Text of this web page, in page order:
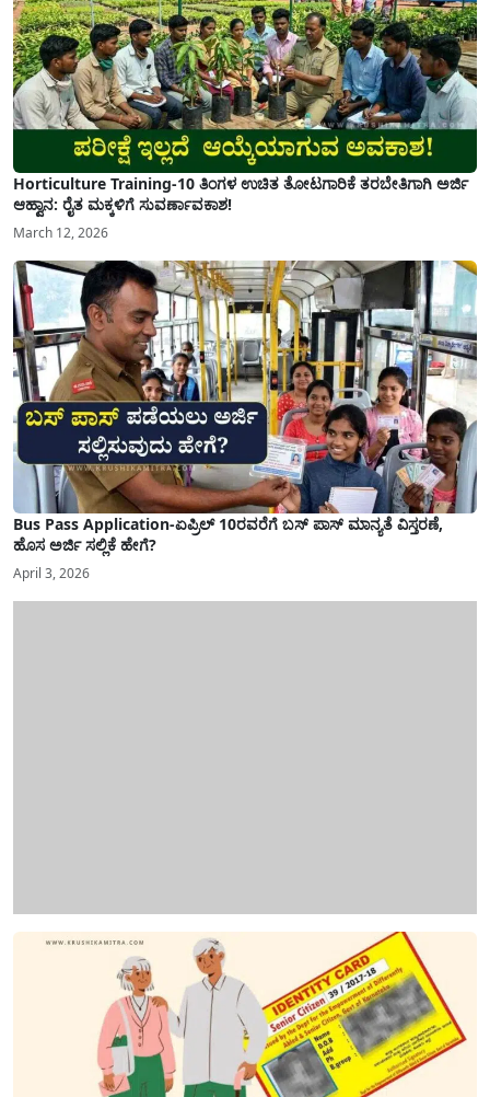
Horticulture Training-10 ತಿಂಗಳ ಉಚಿತ ತೋಟಗಾರಿಕೆ ತರಬೇತಿಗಾಗಿ ಅರ್ಜಿ
ಆಹ್ವಾನ: ರೈತ ಮಕ್ಕಳಿಗೆ ಸುವರ್ಣಾವಕಾಶ!
March 12, 2026
Bus Pass Application-ಏಪ್ರಿಲ್ 10ರವರೆಗೆ ಬಸ್ ಪಾಸ್ ಮಾನ್ಯತೆ ವಿಸ್ತರಣೆ,
ಹೊಸ ಅರ್ಜಿ ಸಲ್ಲಿಕೆ ಹೇಗೆ?
April 3, 2026